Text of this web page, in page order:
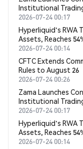
Institutional
2026-07-24 00:17
Hyperliquid's RWA
Assets, Reaches
2026-07-24 00:14
CFTC Extends
Rules to August 26
2026-07-24 00:26
Zama Launches
Institutional
2026-07-24 00:17
Hyperliquid's RWA
Assets, Reaches
2026-07-24 00:14